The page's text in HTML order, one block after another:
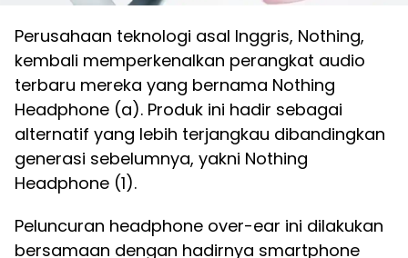
Perusahaan teknologi asal Inggris, Nothing,
kembali memperkenalkan perangkat audio
terbaru mereka yang bernama Nothing
Headphone (a). Produk ini hadir sebagai
alternatif yang lebih terjangkau dibandingkan
generasi sebelumnya, yakni Nothing
Headphone (1).
Peluncuran headphone over-ear ini dilakukan
bersamaan dengan hadirnya smartphone